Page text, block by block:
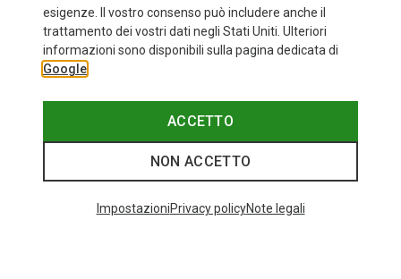
+11 Taglie
ONE SIZE
fino a 35%
Categorie speciali
esigenze. Il vostro consenso può includere anche il
trattamento dei vostri dati negli Stati Uniti. Ulteriori
informazioni sono disponibili sulla pagina dedicata di
Google
ACCETTO
NON ACCETTO
ImpostazioniPrivacy policyNote legali